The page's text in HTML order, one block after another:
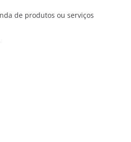
de produtos ou serviços